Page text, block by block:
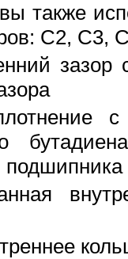
также
С2,
зазор
подшипника